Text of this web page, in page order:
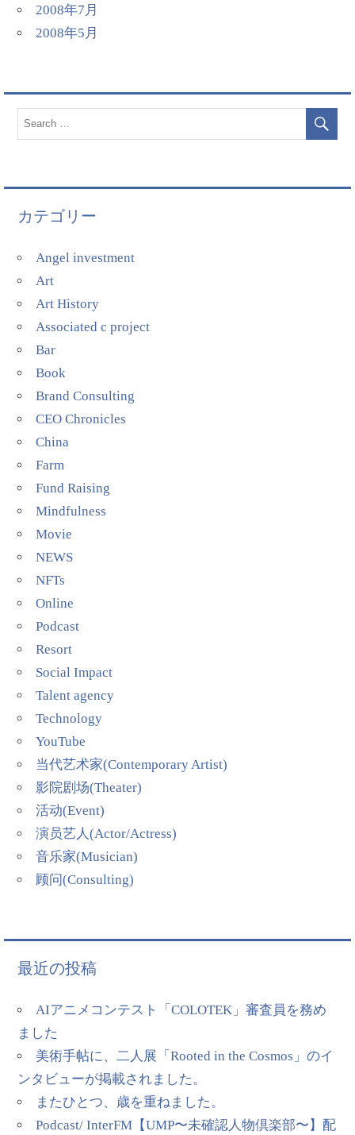
2008年7月
2008年5月
カテゴリー
Angel investment
Art
Art History
Associated c project
Bar
Book
Brand Consulting
CEO Chronicles
China
Farm
Fund Raising
Mindfulness
Movie
NEWS
NFTs
Online
Podcast
Resort
Social Impact
Talent agency
Technology
YouTube
当代艺术家(Contemporary Artist)
影院剧场(Theater)
活动(Event)
演员艺人(Actor/Actress)
音乐家(Musician)
顾问(Consulting)
最近の投稿
AIアニメコンテスト「COLOTEK」審査員を務め
ました
美術手帖に、二人展「Rooted in the Cosmos」のイ
ンタビューが掲載されました。
またひとつ、歳を重ねました。
Podcast/ InterFM【UMP〜未確認人物倶楽部〜】配